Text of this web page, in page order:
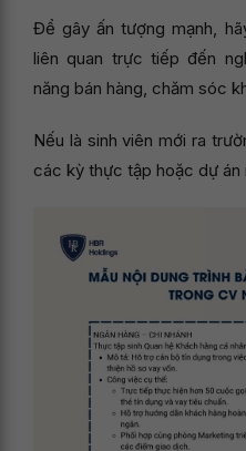
Để gây ấn tượng mạnh,
liên quan trực tiếp đến
năng bán hàng, chăm sóc
Nếu là sinh viên mới ra
các kỳ thực tập hoặc dự án